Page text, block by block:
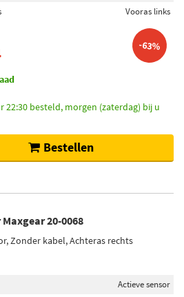
Vooras links
-63%
22:30 besteld, morgen (zaterdag) bij u
Bestellen
Maxgear 20-0068
Zonder kabel, Achteras rechts
Actieve sensor